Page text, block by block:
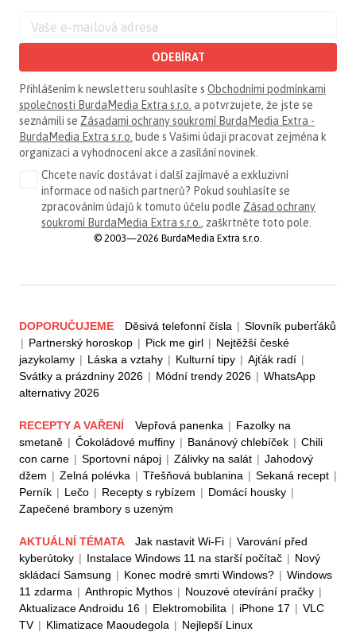
ODEBÍRAT
Přihlášením k newsletteru souhlasíte s Obchodními podmínkami
společnosti BurdaMedia Extra s.r.o. a potvrzujete, že jste se
seznámili se Zásadami ochrany soukromí BurdaMedia Extra -
BurdaMedia Extra s.r.o. bude s Vašimi údaji pracovat zejména k
organizaci a vyhodnocení akce a zasílání novinek.
Chcete navíc dostávat i další zajímavé a exkluzivní
informace od našich partnerů? Pokud souhlasíte se
zpracováním údajů k tomuto účelu podle Zásad ochrany
soukromí BurdaMedia Extra s.r.o. , zaškrtněte toto pole.
© 2003—2026 BurdaMedia Extra s.r.o.
DOPORUČUJEME Děsivá telefonní čísla | Slovník puberťáků
| Partnerský horoskop | Pick me girl | Nejtěžší české
jazykolamy | Láska a vztahy | Kulturní tipy | Ajťák radí |
Svátky a prázdniny 2026 | Módní trendy 2026 | WhatsApp
alternativy 2026
RECEPTY A VAŘENÍ Vepřová panenka | Fazolky na
smetaně | Čokoládové muffiny | Banánový chlebíček | Chili
con carne | Sportovní nápoj | Zálivky na salát | Jahodový
džem | Zelná polévka | Třešňová bublanina | Sekaná recept |
Perník | Lečo | Recepty s rybízem | Domácí housky |
Zapečené brambory s uzeným
AKTUÁLNÍ TÉMATA Jak nastavit Wi-Fi | Varování před
kyberútoky | Instalace Windows 11 na starší počítač | Nový
skládací Samsung | Konec modré smrti Windows? | Windows
11 zdarma | Anthropic Mythos | Nouzové otevírání pračky |
Aktualizace Androidu 16 | Elektromobilita | iPhone 17 | VLC
TV | Klimatizace Maoudegola | Nejlepší Linux